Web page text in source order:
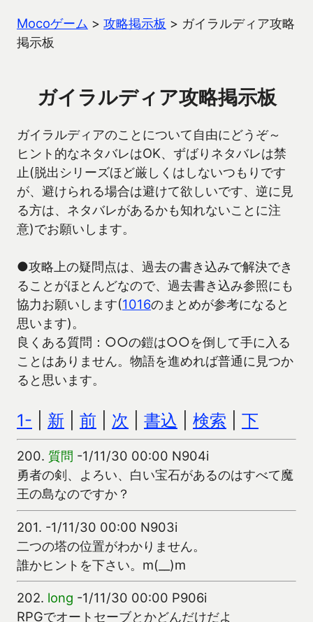
Mocoゲーム > 攻略掲示板 > ガイラルディア攻略
掲示板
ガイラルディア攻略掲示板
ガイラルディアのことについて自由にどうぞ～
ヒント的なネタバレはOK、ずばりネタバレは禁
止(脱出シリーズほど厳しくはしないつもりです
が、避けられる場合は避けて欲しいです、逆に見
る方は、ネタバレがあるかも知れないことに注
意)でお願いします。
●攻略上の疑問点は、過去の書き込みで解決でき
ることがほとんどなので、過去書き込み参照にも
協力お願いします(1016のまとめが参考になると
思います)。
良くある質問：○○の鎧は○○を倒して手に入る
ことはありません。物語を進めれば普通に見つか
ると思います。
1- 新 前 次 書込 検索 下
200. 質問 -1/11/30 00:00 N904i
勇者の剣、よろい、白い宝石があるのはすべて魔
王の島なのですか？
201. -1/11/30 00:00 N903i
二つの塔の位置がわかりません。
誰かヒントを下さい。m(__)m
202. long -1/11/30 00:00 P906i
RPGでオートセーブとかどんだけだよ